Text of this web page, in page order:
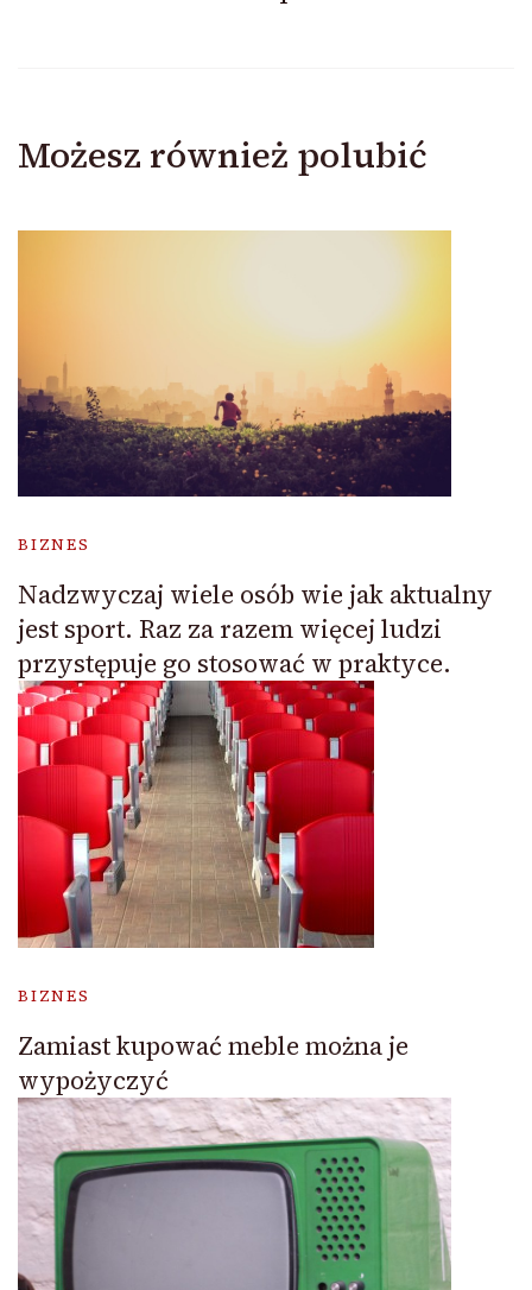
Możesz również polubić
BIZNES
Nadzwyczaj wiele osób wie jak aktualny
jest sport. Raz za razem więcej ludzi
przystępuje go stosować w praktyce.
BIZNES
Zamiast kupować meble można je
wypożyczyć